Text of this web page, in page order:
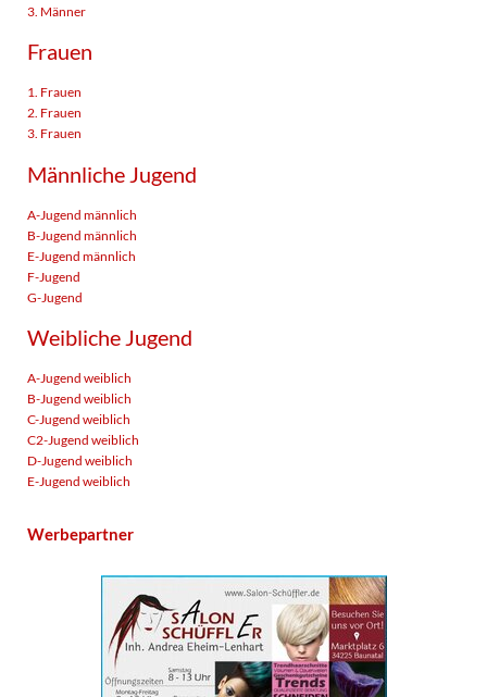
3. Männer
Frauen
1. Frauen
2. Frauen
3. Frauen
Männliche Jugend
A-Jugend männlich
B-Jugend männlich
E-Jugend männlich
F-Jugend
G-Jugend
Weibliche Jugend
A-Jugend weiblich
B-Jugend weiblich
C-Jugend weiblich
C2-Jugend weiblich
D-Jugend weiblich
E-Jugend weiblich
Werbepartner